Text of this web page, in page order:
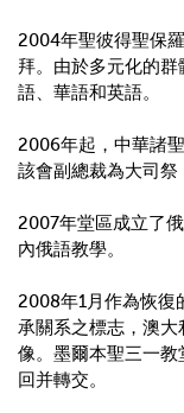
2004年聖彼得聖保
拜。由於多元化的
語、華語和英語。
2006年起，中華諸
該會副總裁為大司祭
2007年堂區成立了
內俄語教學。
2008年1月作為恢復
承關系之標志，澳
像。墨爾本聖三一
回并轉交。